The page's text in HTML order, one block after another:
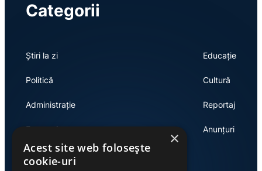
Categorii
Știri la zi
Politică
Administrație
Economie
Educație
Cultură
Reportaj
Anunțuri
×
Acest site web folosește
cookie-uri